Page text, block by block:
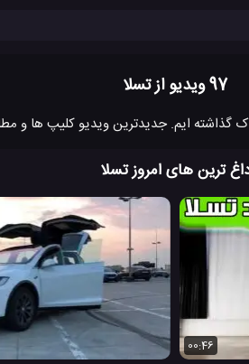
97 ویدیو از تسلا
ترین های امروز تسلا
00:46